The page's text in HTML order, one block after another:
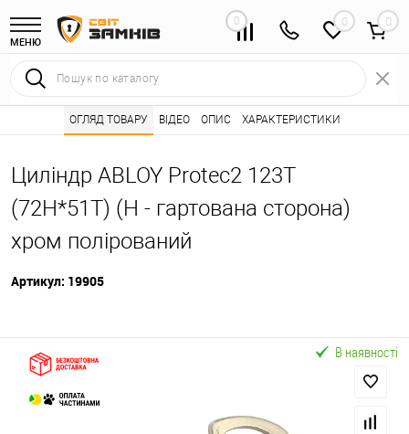
МЕНЮ
0 0
Інтернет магазин замків • Каталог товарів ⭐ • Серцевини
Циліндр ABLOY Protec2 123T
(72H*51T) (H - гартована сторона)
хром полірований
Артикул: 19905
ОГЛЯД ТОВАРУ ВІДЕО ОПИС ХАРАКТЕРИСТИКИ
В наявності